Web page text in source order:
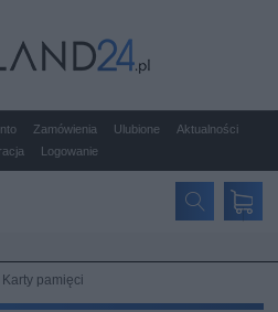
Zamówienia Ulubione
Aktualności
Logowanie
Karty pamięci